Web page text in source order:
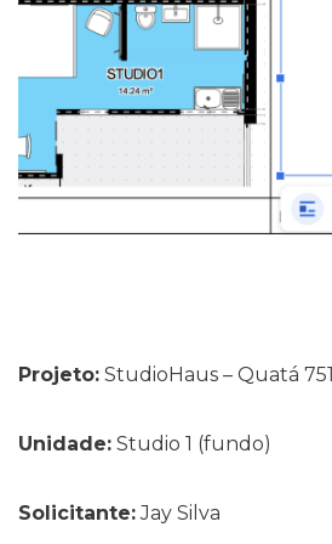
Projeto: StudioHaus – Quatá 751
Unidade: Studio 1 (fundo)
Solicitante:Jay Silva